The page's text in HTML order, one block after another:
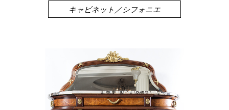
キャビネット／シフォニエ